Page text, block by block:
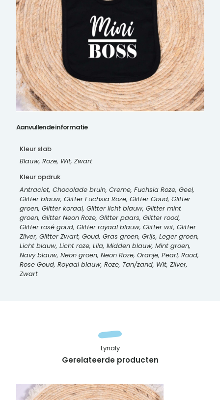
Aanvullende informatie
Kleur slab
Blauw, Roze, Wit, Zwart
Kleur opdruk
Antraciet, Chocolade bruin, Creme, Fuchsia Roze, Geel,
Glitter blauw, Glitter Fuchsia Roze, Glitter Goud, Glitter
groen, Glitter koraal, Glitter licht blauw, Glitter mint
groen, Glitter Neon Roze, Glitter paars, Glitter rood,
Glitter rosé goud, Glitter royaal blauw, Glitter wit, Glitter
Zilver, Glitter Zwart, Goud, Gras groen, Grijs, Leger groen,
Licht blauw, Licht roze, Lila, Midden blauw, Mint groen,
Navy blauw, Neon groen, Neon Roze, Oranje, Pearl, Rood,
Rose Goud, Royaal blauw, Roze, Tan/zand, Wit, Zilver,
Zwart
Gerelateerde producten
Lynaly